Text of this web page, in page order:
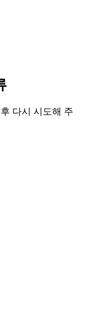
다시 시도해 주